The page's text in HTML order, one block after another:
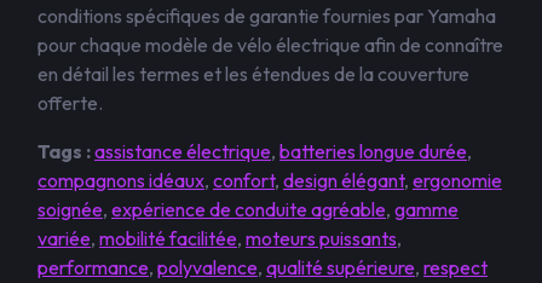
conditions spécifiques de garantie fournies par Yamaha
pour chaque modèle de vélo électrique afin de connaître
en détail les termes et les étendues de la couverture
offerte.
Tags :assistance électrique, batteries longue durée,
compagnons idéaux, confort, design élégant, ergonomie
soignée, expérience de conduite agréable, gamme
variée, mobilité facilitée, moteurs puissants,
performance, polyvalence, qualité supérieure, respect